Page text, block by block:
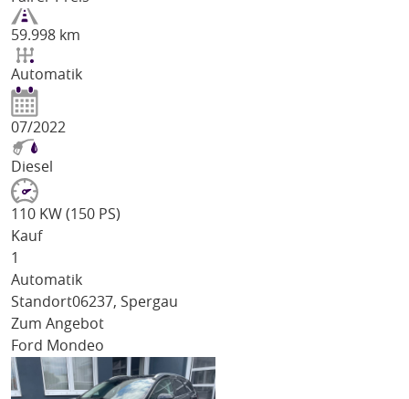
59.998 km
Automatik
07/2022
Diesel
110 KW (150 PS)
Kauf
1
Automatik
Standort06237, Spergau
Zum Angebot
Ford Mondeo